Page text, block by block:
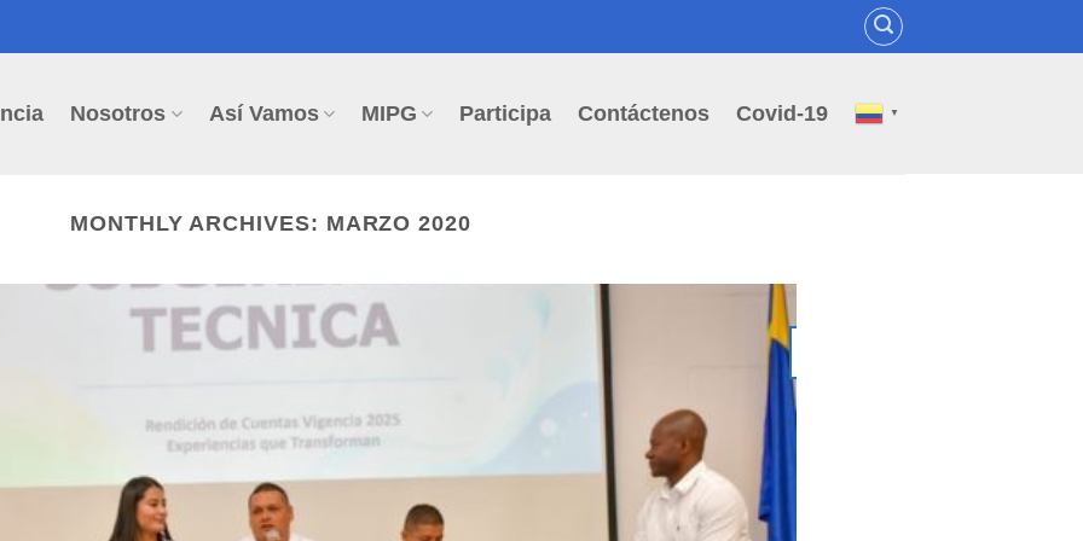
Nosotros Así Vamos MIPG Participa Contáctenos Covid-19 ▼
MONTHLY ARCHIVES: MARZO 2020